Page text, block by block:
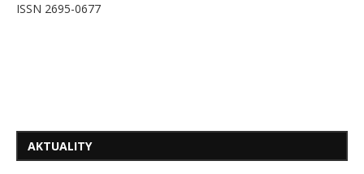
ISSN 2695-0677
AKTUALITY